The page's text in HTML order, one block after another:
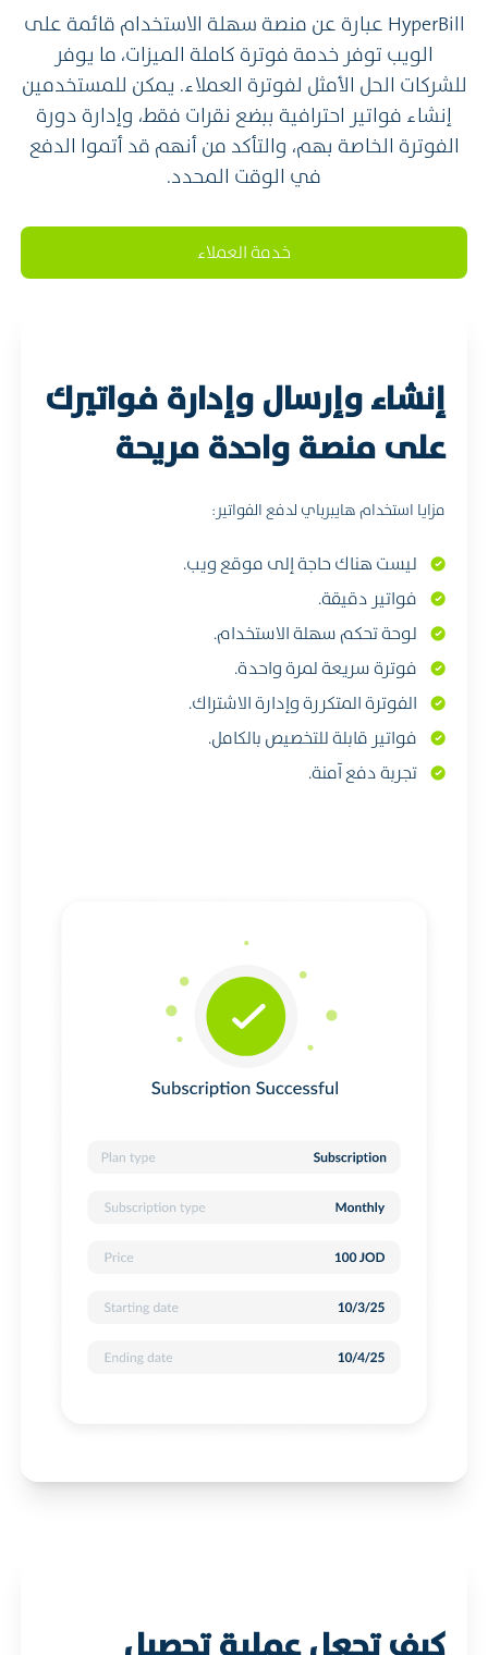
HyperBill عبارة عن منصة سهلة الاستخدام قائمة على
الويب توفر خدمة فوترة كاملة الميزات، ما يوفر
للشركات الحل الأمثل لفوترة العملاء. يمكن للمستخدمين
إنشاء فواتير احترافية ببضع نقرات فقط، وإدارة دورة
الفوترة الخاصة بهم، والتأكد من أنهم قد أتموا الدفع
في الوقت المحدد.
خدمة العملاء
إنشاء وإرسال وإدارة فواتيرك
على منصة واحدة مريحة
مزايا استخدام هايبرباي لدفع الفواتير:
ليست هناك حاجة إلى موقع ويب.
فواتير دقيقة.
لوحة تحكم سهلة الاستخدام.
فوترة سريعة لمرة واحدة.
الفوترة المتكررة وإدارة الاشتراك.
فواتير قابلة للتخصيص بالكامل.
تجربة دفع آمنة.
كيف تجعل عملية تحصيل